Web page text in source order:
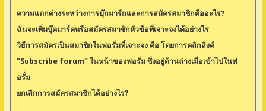
ความแตกต่างระหว่างการบุ๊กมาร์กและการสมัครสมาชิกคืออะไร?
ฉันจะเพิ่มบุ๊คมาร์คหรือสมัครสมาชิกหัวข้อที่เจาะจงได้อย่างไร
วิธีการสมัครเป็นสมาชิกในฟอรั่มที่เจาะจง คือ โดยการคลิกลิงค์
"Subscribe forum" ในหน้าของฟอรั่ม ซึ่งอยู่ด้านล่างเมื่อเข้าไปในฟ
อรั่ม
ยกเลิกการสมัครสมาชิกได้อย่างไร?